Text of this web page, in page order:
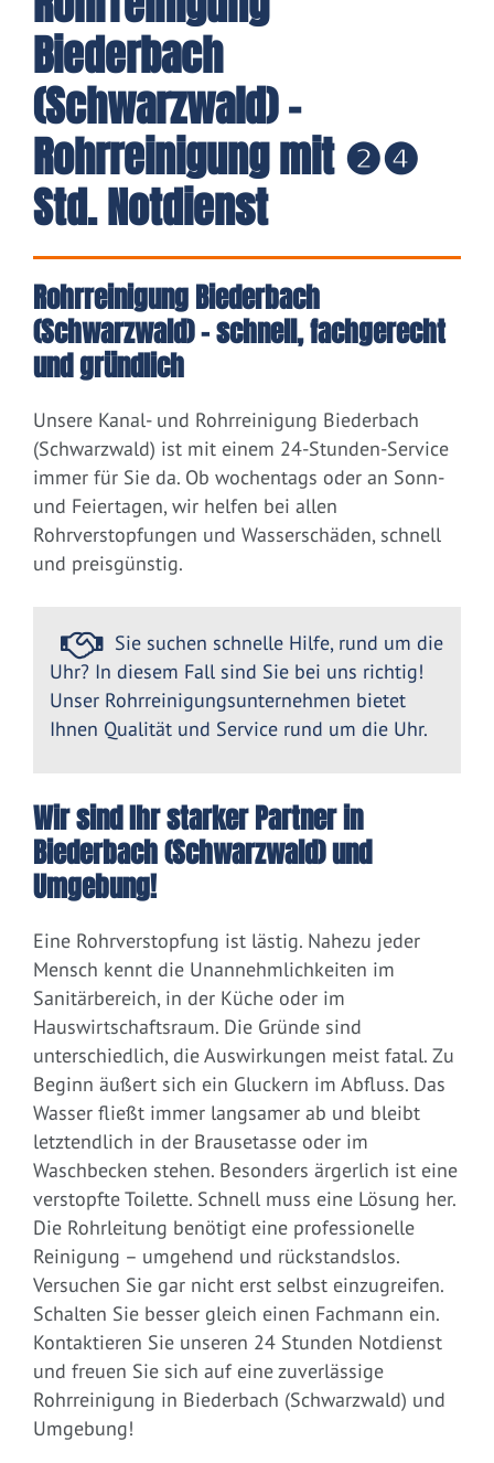
Biederbach
(Schwarzwald) -
Rohrreinigung mit ❷❹
Std. Notdienst
Rohrreinigung Biederbach
(Schwarzwald) – schnell, fachgerecht
und gründlich
Unsere Kanal- und Rohrreinigung Biederbach
(Schwarzwald) ist mit einem 24-Stunden-Service
immer für Sie da. Ob wochentags oder an Sonn-
und Feiertagen, wir helfen bei allen
Rohrverstopfungen und Wasserschäden, schnell
und preisgünstig.
Sie suchen schnelle Hilfe, rund um die
Uhr? In diesem Fall sind Sie bei uns richtig!
Unser Rohrreinigungsunternehmen bietet
Ihnen Qualität und Service rund um die Uhr.
Wir sind Ihr starker Partner in
Biederbach (Schwarzwald) und
Umgebung!
Eine Rohrverstopfung ist lästig. Nahezu jeder
Mensch kennt die Unannehmlichkeiten im
Sanitärbereich, in der Küche oder im
Hauswirtschaftsraum. Die Gründe sind
unterschiedlich, die Auswirkungen meist fatal. Zu
Beginn äußert sich ein Gluckern im Abfluss. Das
Wasser fließt immer langsamer ab und bleibt
letztendlich in der Brausetasse oder im
Waschbecken stehen. Besonders ärgerlich ist eine
verstopfte Toilette. Schnell muss eine Lösung her.
Die Rohrleitung benötigt eine professionelle
Reinigung – umgehend und rückstandslos.
Versuchen Sie gar nicht erst selbst einzugreifen.
Schalten Sie besser gleich einen Fachmann ein.
Kontaktieren Sie unseren 24 Stunden Notdienst
und freuen Sie sich auf eine zuverlässige
Rohrreinigung in Biederbach (Schwarzwald) und
Umgebung!